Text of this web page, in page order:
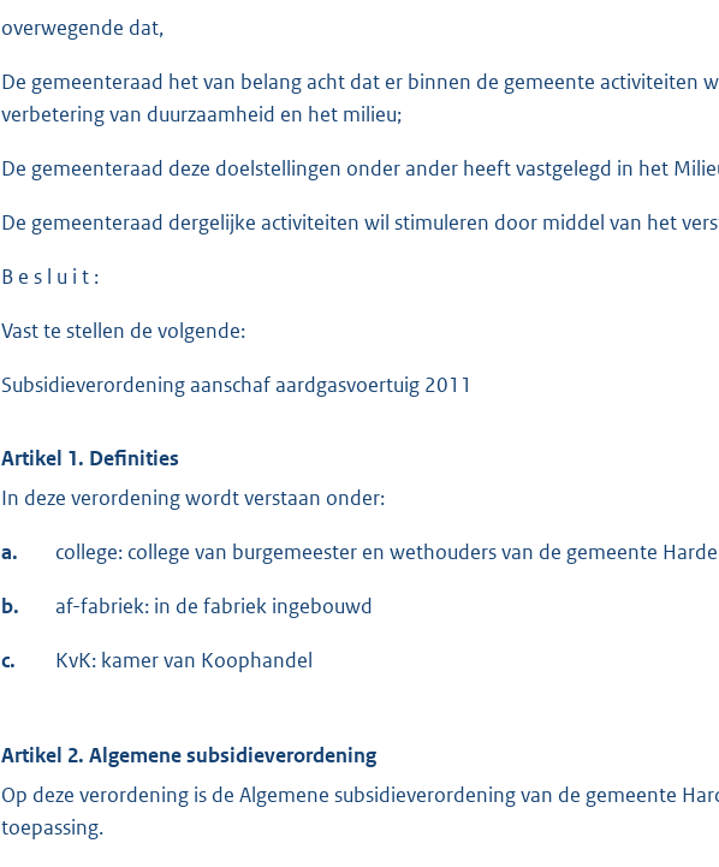
overwegende dat,
De gemeenteraad het van belang acht dat er binnen de gemeente activiteiten
verbetering van duurzaamheid en het milieu;
De gemeenteraad deze doelstellingen onder ander heeft vastgelegd in het
De gemeenteraad dergelijke activiteiten wil stimuleren door middel van het
B e s l u i t :
Vast te stellen de volgende:
Subsidieverordening aanschaf aardgasvoertuig 2011
Artikel 1. Definities
In deze verordening wordt verstaan onder:
a. college: college van burgemeester en wethouders van de gemeente
b. af-fabriek: in de fabriek ingebouwd
c. KvK: kamer van Koophandel
Artikel 2. Algemene subsidieverordening
Op deze verordening is de Algemene subsidieverordening van de gemeente
toepassing.